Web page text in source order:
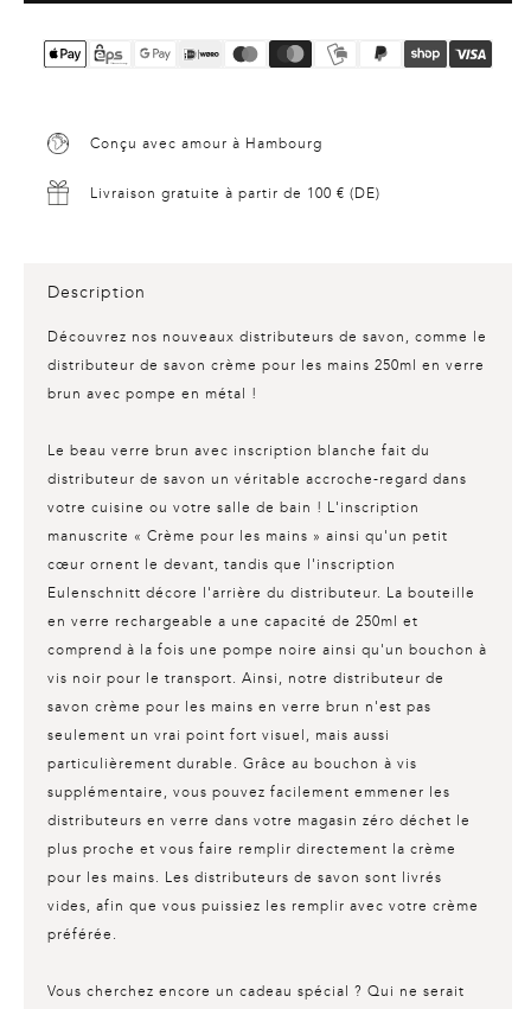
Conçu avec amour à Hambourg
Livraison gratuite à partir de 100 € (DE)
Description
Découvrez nos nouveaux distributeurs de savon, comme le
distributeur de savon crème pour les mains 250ml en verre
brun avec pompe en métal !
Le beau verre brun avec inscription blanche fait du
distributeur de savon un véritable accroche-regard dans
votre cuisine ou votre salle de bain ! L'inscription
manuscrite « Crème pour les mains » ainsi qu'un petit
cœur ornent le devant, tandis que l'inscription
Eulenschnitt décore l'arrière du distributeur. La bouteille
en verre rechargeable a une capacité de 250ml et
comprend à la fois une pompe noire ainsi qu'un bouchon à
vis noir pour le transport. Ainsi, notre distributeur de
savon crème pour les mains en verre brun n'est pas
seulement un vrai point fort visuel, mais aussi
particulièrement durable. Grâce au bouchon à vis
supplémentaire, vous pouvez facilement emmener les
distributeurs en verre dans votre magasin zéro déchet le
plus proche et vous faire remplir directement la crème
pour les mains. Les distributeurs de savon sont livrés
vides, afin que vous puissiez les remplir avec votre crème
préférée.
Vous cherchez encore un cadeau spécial ? Qui ne serait